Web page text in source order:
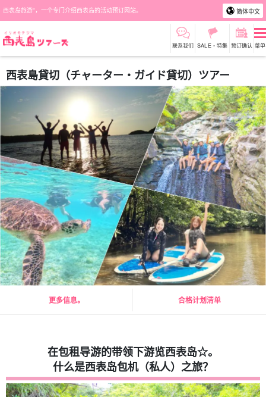
西表岛旅游"，一个专门介绍西表岛的活动预订网站。 简体中文
联系我们 SALE・特集 预订确认 菜单
西表島貸切（チャーター・ガイド貸切）ツアー
更多信息。 合格计划清单
在包租导游的带领下游览西表岛☆。
什么是西表岛包机（私人）之旅？